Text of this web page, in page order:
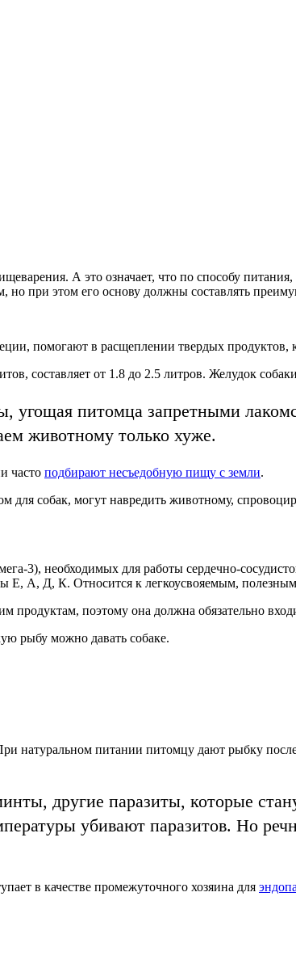
А это означает, что по способу
при этом его основу должны составлять
помогают в расщеплении твердых продуктов,
составляет от 1.8 до 2.5 литров. Желудок
питомца запретными
животному только хуже.
часто подбирают несъедобную пищу с земли.
собак, могут навредить животному,
3), необходимых для работы сердечно-
Е, А, Д, К. Относится к легкоусвояемым,
продуктам, поэтому она должна обязательно
рыбу можно давать собаке.
натуральном питании питомцу дают рыбку
другие паразиты, которые
убивают паразитов. Но
в качестве промежуточного хозяина для